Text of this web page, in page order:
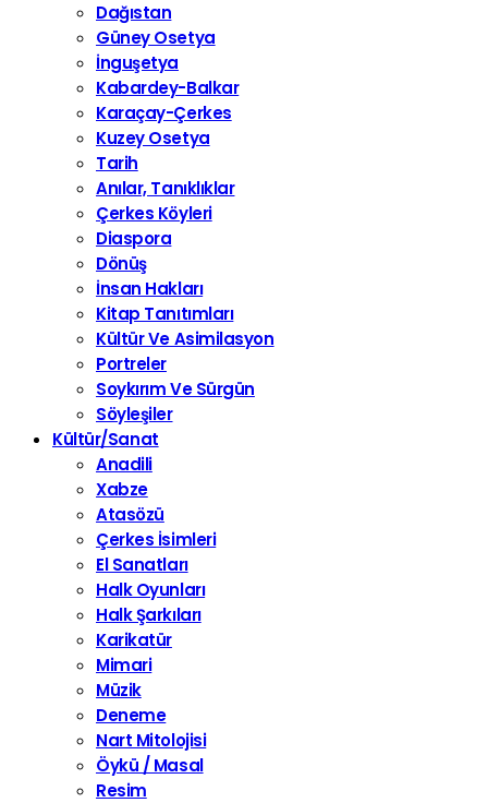
Dağıstan
Güney Osetya
İnguşetya
Kabardey-Balkar
Karaçay-Çerkes
Kuzey Osetya
Tarih
Anılar, Tanıklıklar
Çerkes Köyleri
Diaspora
Dönüş
İnsan Hakları
Kitap Tanıtımları
Kültür Ve Asimilasyon
Portreler
Soykırım Ve Sürgün
Söyleşiler
Kültür/Sanat
Anadili
Xabze
Atasözü
Çerkes İsimleri
El Sanatları
Halk Oyunları
Halk Şarkıları
Karikatür
Mimari
Müzik
Deneme
Nart Mitolojisi
Öykü / Masal
Resim